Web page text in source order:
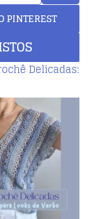
PINTEREST
Delicadas: